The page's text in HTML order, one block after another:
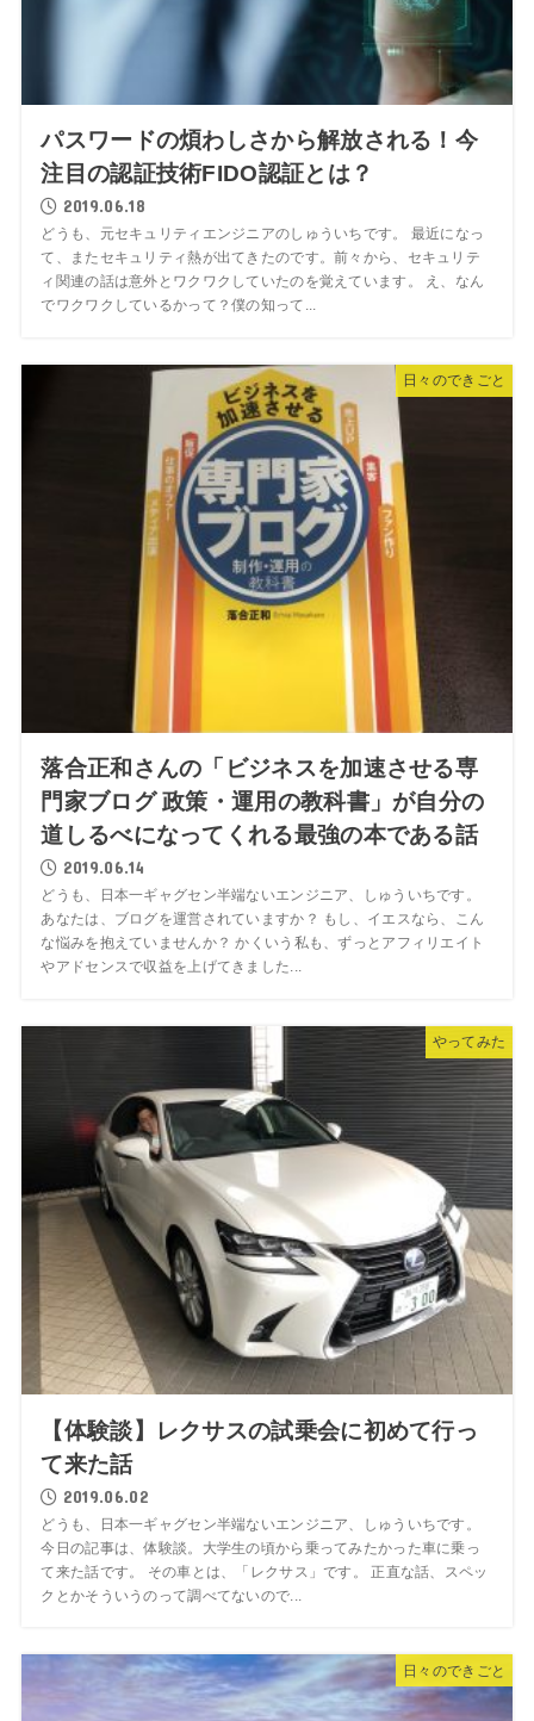
パスワードの煩わしさから解放される！今
注目の認証技術FIDO認証とは？
2019.06.18
どうも、元セキュリティエンジニアのしゅういちです。 最近になっ
て、またセキュリティ熱が出てきたのです。前々から、セキュリテ
ィ関連の話は意外とワクワクしていたのを覚えています。 え、なん
でワクワクしているかって？僕の知って...
日々のできごと
落合正和さんの「ビジネスを加速させる専
門家ブログ 政策・運用の教科書」が自分の
道しるべになってくれる最強の本である話
2019.06.14
どうも、日本一ギャグセン半端ないエンジニア、しゅういちです。
あなたは、ブログを運営されていますか？ もし、イエスなら、こん
な悩みを抱えていませんか？ かくいう私も、ずっとアフィリエイト
やアドセンスで収益を上げてきました...
やってみた
【体験談】レクサスの試乗会に初めて行っ
て来た話
2019.06.02
どうも、日本一ギャグセン半端ないエンジニア、しゅういちです。
今日の記事は、体験談。大学生の頃から乗ってみたかった車に乗っ
て来た話です。 その車とは、「レクサス」です。 正直な話、スペッ
クとかそういうのって調べてないので...
日々のできごと